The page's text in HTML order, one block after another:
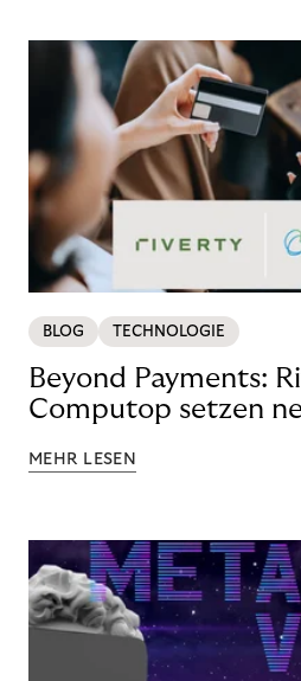
BLOG TECHNOLOGIE
Beyond Payments:
Computop setzen
MEHR LESEN